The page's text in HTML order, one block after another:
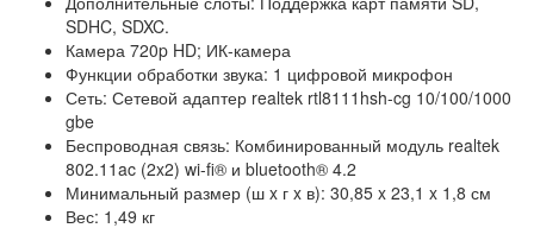
SDHC, SDXC.
Камера 720p HD; ИК-камера
Функции обработки звука: 1 цифровой микрофон
Сеть: Сетевой адаптер realtek rtl8111hsh-cg 10/100/1000
gbe
Беспроводная связь: Комбинированный модуль realtek
802.11ac (2x2) wi-fi® и bluetooth® 4.2
Минимальный размер (ш x г x в): 30,85 x 23,1 x 1,8 см
Вес: 1,49 кг